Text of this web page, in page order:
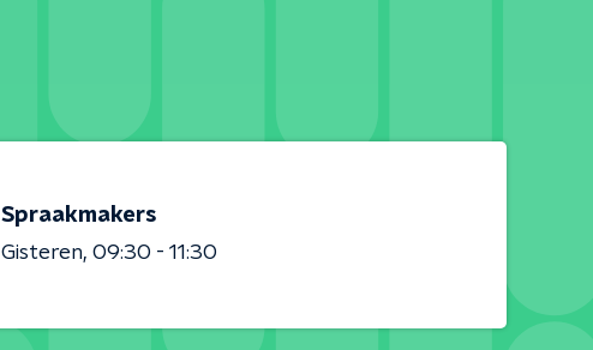
Spraakmakers
Gisteren 09:30 - 11:30